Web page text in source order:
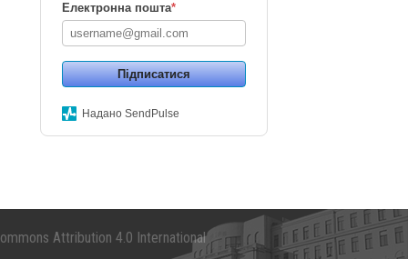
Електронна пошта*
Підписатися
Надано SendPulse
Attribution 4.0 International